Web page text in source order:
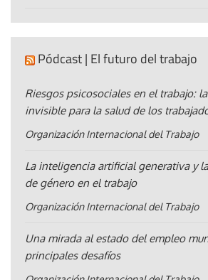
Pódcast | El futuro del trabajo
Riesgos psicosociales en el trabajo:
invisible para la salud de los
Organización Internacional del Trabajo
La inteligencia artificial generativa y
de género en el trabajo
Organización Internacional del Trabajo
Una mirada al estado del empleo
principales desafíos